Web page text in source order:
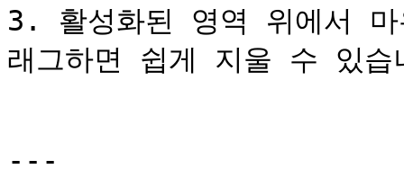
3. 활성화된 영역 위에서
래그하면 쉽게 지울 수 있습
---